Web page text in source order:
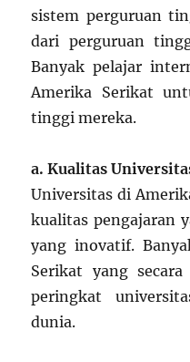
sistem perguruan
dari perguruan
Banyak pelajar
Amerika Serikat
tinggi mereka.
a. Kualitas
Universitas di
kualitas pengajaran
yang inovatif.
Serikat yang
peringkat
dunia.